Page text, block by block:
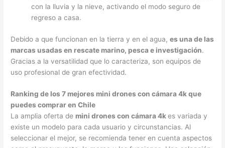
con la lluvia y la nieve, activando el modo seguro de
regreso a casa.
Debido a que funcionan en la tierra y en el agua,es una de las
marcas usadas en rescate marino, pesca e investigación.
Gracias a la versatilidad que lo caracteriza, son equipos de
uso profesional de gran efectividad.
Ranking de los 7 mejores mini drones con cámara 4k que
puedes comprar en Chile
La amplia oferta de mini drones con cámara 4kes variada y
existe un modelo para cada usuario y circunstancias. Al
seleccionar el mejor, se recomienda tener en cuenta aspectos